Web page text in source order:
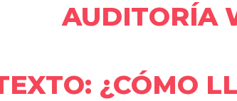
AUDITORÍA
¿CÓMO